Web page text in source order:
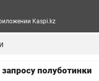
полуботинки
Kaspi.kz